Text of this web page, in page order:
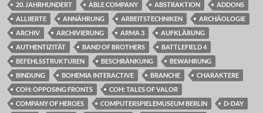
20. JAHRHUNDERT ABLE COMPANY ABSTRAKTION
ADDONS
ALLIIERTE
ANNÄHRUNG ARBEITSTECHNIKEN
ARCHÄOLOGIE
ARCHIV
ARCHIVIERUNG ARMA 3
AUFKLÄRUNG
AUTHENTIZITÄT
BAND OF BROTHERS
BATTLEFIELD 4
BEFEHLSSTRUKTUREN
BESCHRÄNKUNG
BEWAHRUNG
BINDUNG
BOHEMIA INTERACTIVE BRANCHE
CHARAKTERE
COH: OPPOSING FRONTS
COH: TALES OF VALOR
COMPANY OF HEROES
COMPUTERSPIELEMUSEUM BERLIN
D-DAY